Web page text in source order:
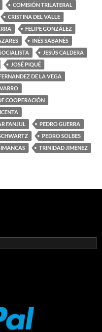
COMISIÓN TRILATERAL
CRISTINA DEL VALLE
FELIPE GONZÁLEZ
INÉS SABANÉS
JESÚS CALDERA
JOSÉ PIQUÉ
DE LA VEGA
COOPERACIÓN
FANJUL
PEDRO GUERRA
PEDRO SOLBES
TRINIDAD JIMENEZ